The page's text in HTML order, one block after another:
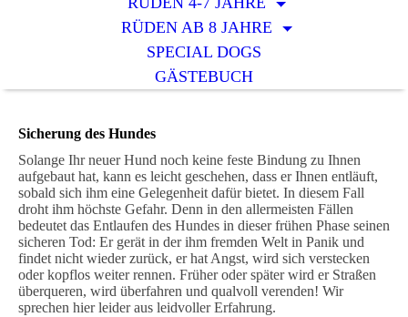
RÜDEN AB 8 JAHRE
SPECIAL DOGS
GÄSTEBUCH
Sicherung des Hundes
Solange Ihr neuer Hund noch keine feste Bindung zu Ihnen
aufgebaut hat, kann es leicht geschehen, dass er Ihnen entläuft,
sobald sich ihm eine Gelegenheit dafür bietet. In diesem Fall
droht ihm höchste Gefahr. Denn in den allermeisten Fällen
bedeutet das Entlaufen des Hundes in dieser frühen Phase seinen
sicheren Tod: Er gerät in der ihm fremden Welt in Panik und
findet nicht wieder zurück, er hat Angst, wird sich verstecken
oder kopflos weiter rennen. Früher oder später wird er Straßen
überqueren, wird überfahren und qualvoll verenden! Wir
sprechen hier leider aus leidvoller Erfahrung.